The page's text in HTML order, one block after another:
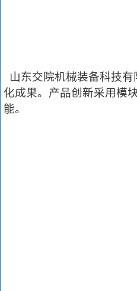
山东交院机械装备科技
化成果。产品创新采用模
能。